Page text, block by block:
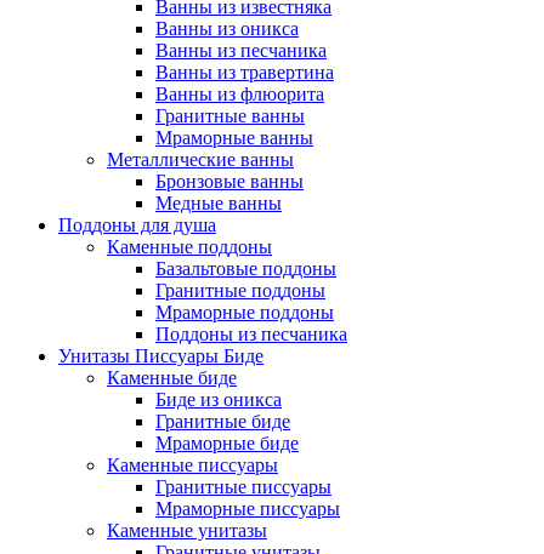
Ванны из известняка
Ванны из оникса
Ванны из песчаника
Ванны из травертина
Ванны из флюорита
Гранитные ванны
Мраморные ванны
Металлические ванны
Бронзовые ванны
Медные ванны
Поддоны для душа
Каменные поддоны
Базальтовые поддоны
Гранитные поддоны
Мраморные поддоны
Поддоны из песчаника
Унитазы Писсуары Биде
Каменные биде
Биде из оникса
Гранитные биде
Мраморные биде
Каменные писсуары
Гранитные писсуары
Мраморные писсуары
Каменные унитазы